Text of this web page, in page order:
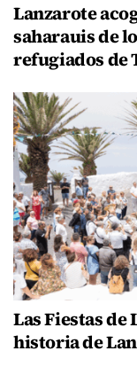
Lanzarote
saharauis de
refugiados de
Las Fiestas de
historia de